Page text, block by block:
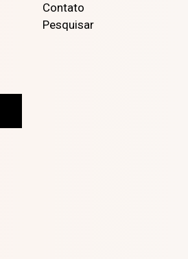
Contato
Pesquisar